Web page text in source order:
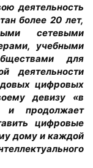
деятельность
более 20 лет,
сетевыми
учебными
для
деятельности
цифровых
девизу «в
и продолжает
цифровые
дому и каждой